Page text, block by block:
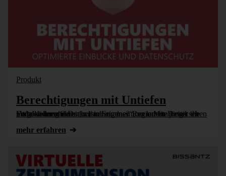
Produkt
Berechtigungen mit Untiefen
„Wie können Sie sicherstellen, dass unsere Mitarbeiter im Vertrieb nur die Daten ihrer eigenen Region im Detail sehen und die der anderen nur in Summe?“, so lautete jüngst die Fragestellung eines [...]
mehr erfahren